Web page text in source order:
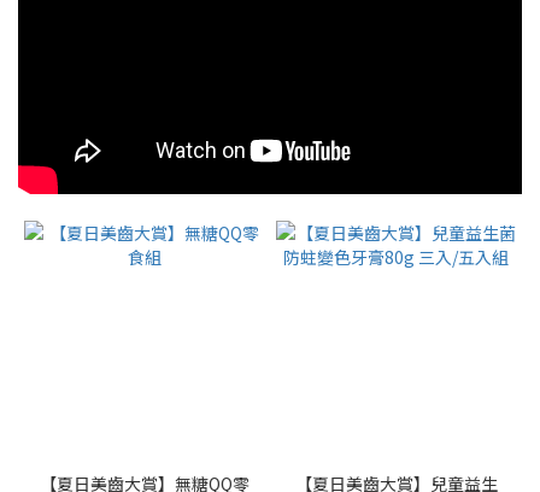
【夏日美齒大賞】無糖QQ零
【夏日美齒大賞】兒童益生